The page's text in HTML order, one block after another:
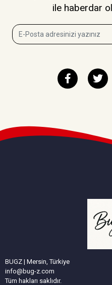
ile haberdar
BUGZ | Mersin, Türkiye
info@bug-z.com
Tüm hakları saklıdır.